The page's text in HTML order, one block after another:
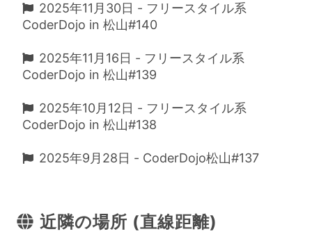
2025年11月30日 - フリースタイル系
CoderDojo in 松山#140
2025年11月16日 - フリースタイル系
CoderDojo in 松山#139
2025年10月12日 - フリースタイル系
CoderDojo in 松山#138
2025年9月28日 - CoderDojo松山#137
近隣の場所 (直線距離)